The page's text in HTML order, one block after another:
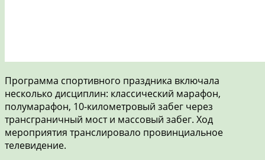
Программа спортивного праздника включала
несколько дисциплин: классический марафон,
полумарафон, 10-километровый забег через
трансграничный мост и массовый забег. Ход
мероприятия транслировало провинциальное
телевидение.